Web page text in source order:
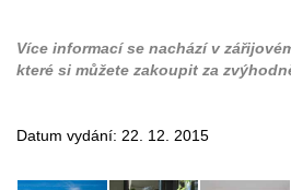
Více informací se nachází v
které si můžete zakoupit za
Datum vydání: 22. 12. 2015